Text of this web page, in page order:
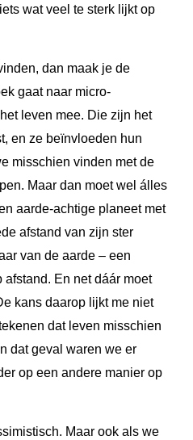
wat veel te sterk lijkt op
dan maak je de
gaat naar micro-
leven mee. Die zijn het
en ze beïnvloeden hun
misschien vinden met de
Maar dan moet wel álles
aarde-achtige planeet met
afstand van zijn ster
van de aarde – een
En net dáár moet
kans daarop lijkt me niet
dat leven misschien
dat geval waren we er
op een andere manier op
Maar ook als we